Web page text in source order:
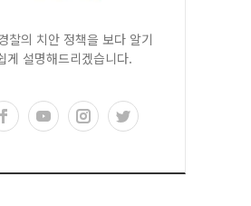
찰의 치안 정책을 보다 알기
게 설명해드리겠습니다.